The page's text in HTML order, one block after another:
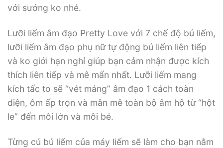
với sướng ko nhé.
Lưỡi liếm âm đạo Pretty Love với 7 chế độ bú liếm,
lưỡi liếm âm đạo phụ nữ tự động bú liếm liên tiếp
và ko giới hạn nghỉ giúp bạn cảm nhận được kích
thích liên tiếp và mê mẩn nhất. Lưỡi liếm mang
kích tấc to sẽ “vét máng” âm đạo 1 cách toàn
diện, ôm ấp trọn và mân mê toàn bộ âm hộ từ “hột
le” đến môi lớn và môi bé.
Từng cú bú liếm của máy liếm sẽ làm cho bạn nằm